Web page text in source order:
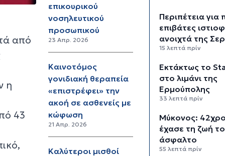
από
η
43
επικουρικού
νοσηλευτικού
προσωπικού
23 Απρ. 2026
Καινοτόμος
γονιδιακή θεραπεία
«επιστρέφει» την
ακοή σε ασθενείς με
κώφωση
21 Απρ. 2026
Καλύτεροι μισθοί
Περιπέτεια για
επιβάτες
ανοιχτά της
15 λεπτά πρίν
Εκτάκτως το
στο λιμάνι της
Ερμούπολης
33 λεπτά πρίν
Μύκονος:
έχασε τη ζωή
άσφαλτο
55 λεπτά πρίν